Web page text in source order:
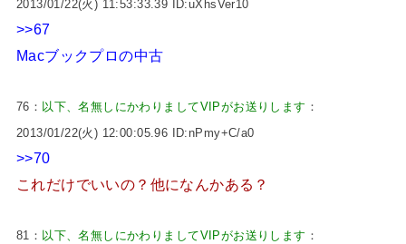
2013/01/22(火) 11:53:33.39 ID:uXhsVer10
>>67
Macブックプロの中古
76： 以下、名無しにかわりましてVIPがお送りします ：
2013/01/22(火) 12:00:05.96 ID:nPmy+C/a0
>>70
これだけでいいの？他になんかある？
81： 以下、名無しにかわりましてVIPがお送りします ：